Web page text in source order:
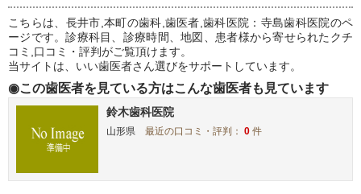
こちらは、長井市,本町の歯科,歯医者,歯科医院：寺島歯科医院のペ
ージです。診療科目、診療時間、地図、患者様から寄せられたクチ
コミ,口コミ・評判がご覧頂けます。
当サイトは、いい歯医者さん選びをサポートしています。
◉この歯医者を見ている方はこんな歯医者も見ています
鈴木歯科医院
山形県 最近の口コミ・評判：0 件